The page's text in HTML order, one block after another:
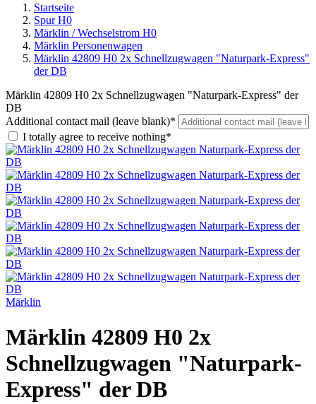
Startseite
Spur H0
Märklin / Wechselstrom H0
Märklin Personenwagen
Märklin 42809 H0 2x Schnellzugwagen "Naturpark-Express"
der DB
Märklin 42809 H0 2x Schnellzugwagen "Naturpark-Express" der
DB
Additional contact mail (leave blank)*
I totally agree to receive nothing*
Märklin
Märklin 42809 H0 2x
Schnellzugwagen "Naturpark-
Express" der DB